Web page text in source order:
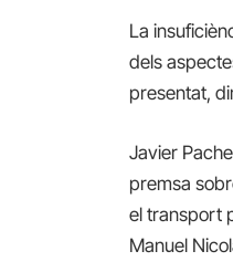
La
dels
presentat,
Javier
premsa
el transport
Manuel